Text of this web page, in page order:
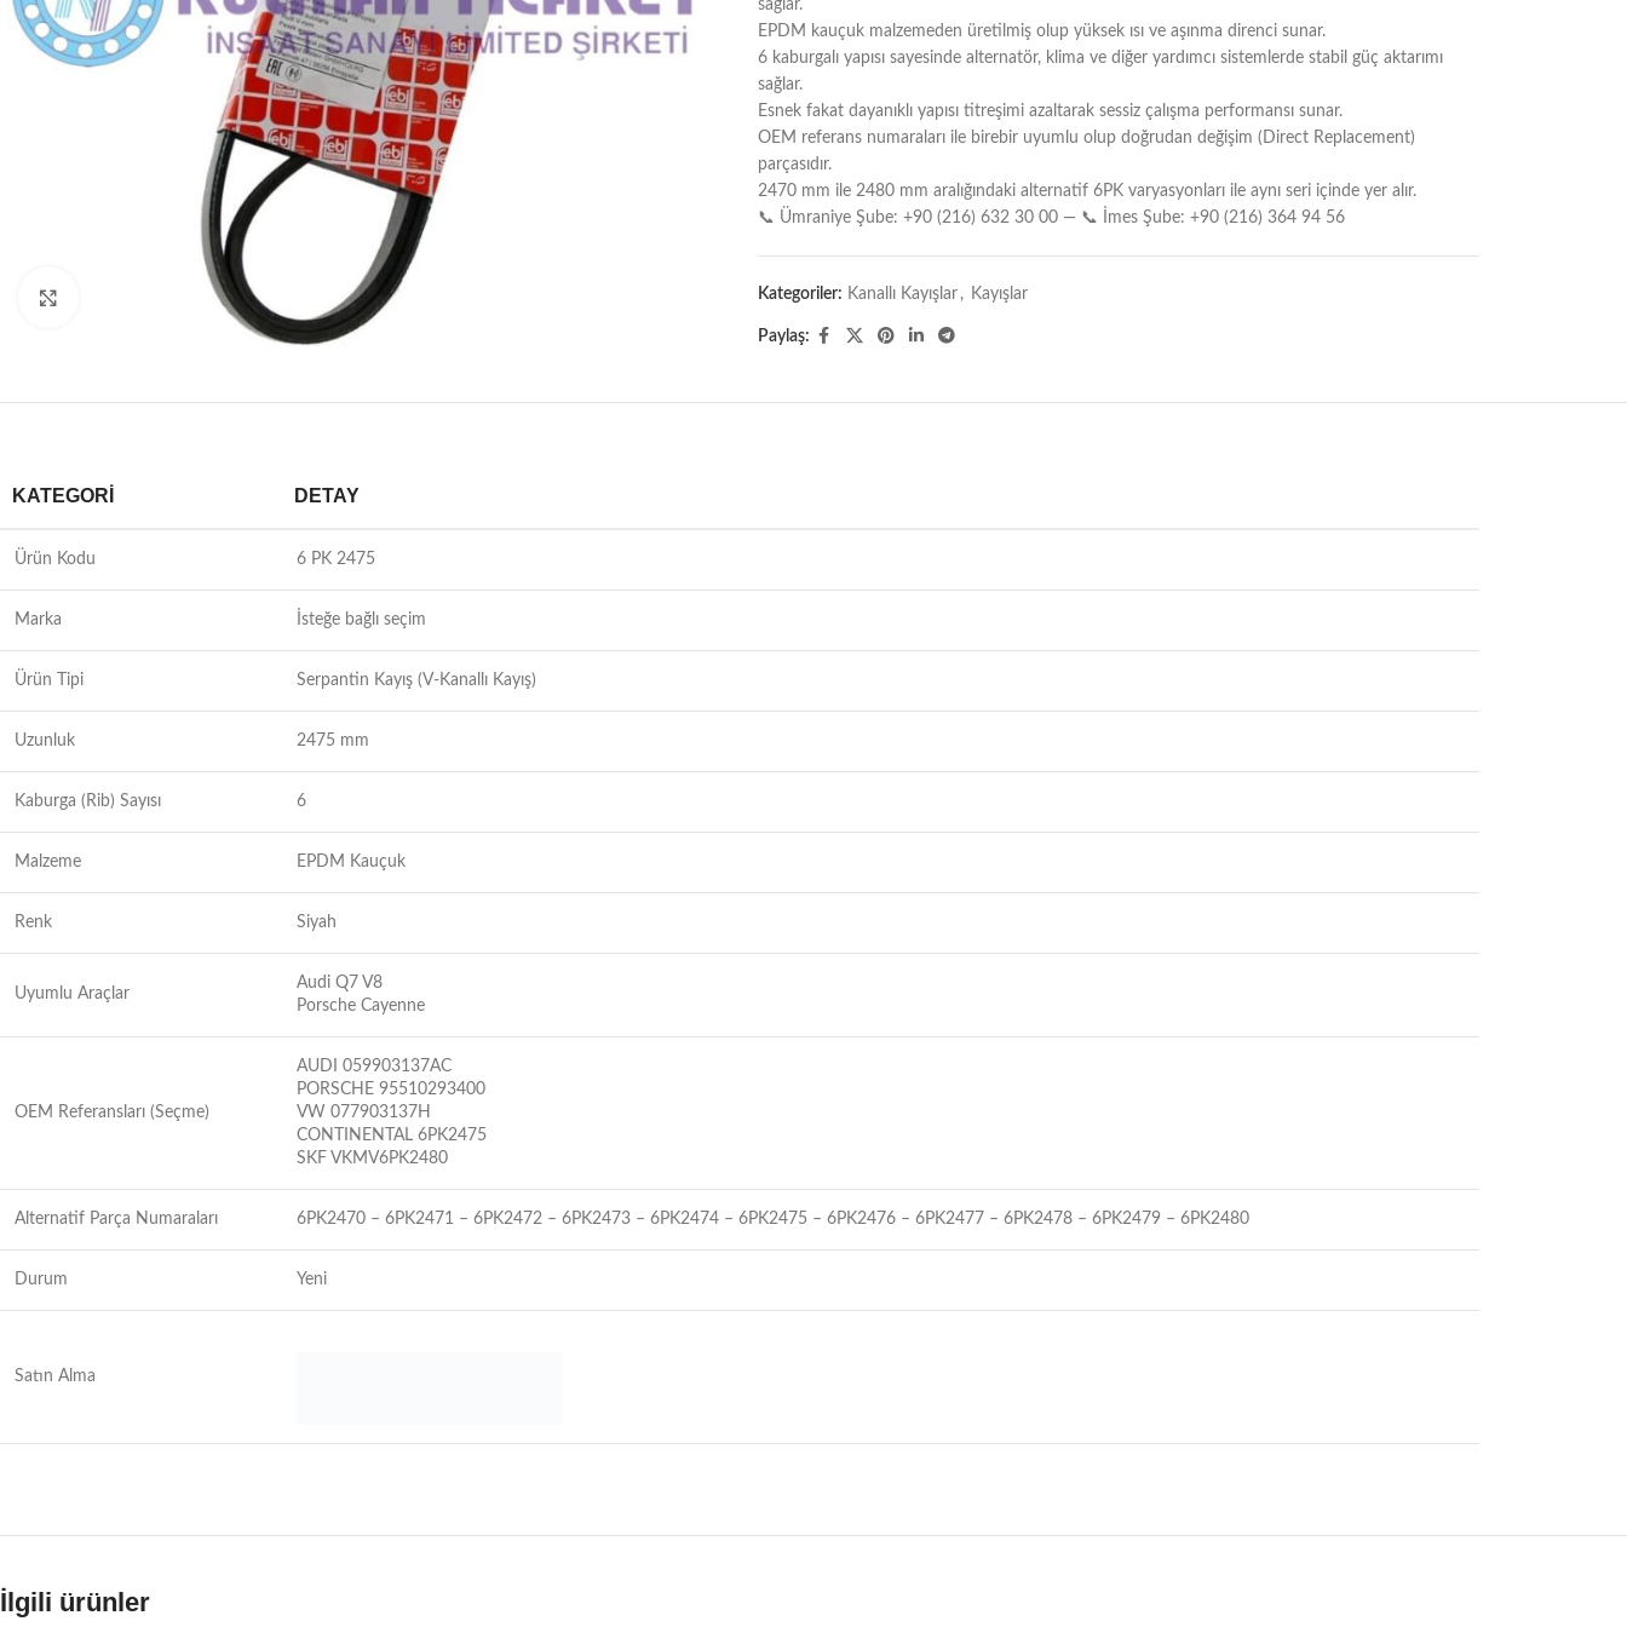
Büyütmek için tıklayın
sağlar.
EPDM kauçuk malzemeden üretilmiş olup yüksek ısı ve aşınma direnci sunar.
6 kaburgalı yapısı sayesinde alternatör, klima ve diğer yardımcı sistemlerde stabil güç aktarımı
sağlar.
Esnek fakat dayanıklı yapısı titreşimi azaltarak sessiz çalışma performansı sunar.
OEM referans numaraları ile birebir uyumlu olup doğrudan değişim (Direct Replacement)
parçasıdır.
2470 mm ile 2480 mm aralığındaki alternatif 6PK varyasyonları ile aynı seri içinde yer alır.
📞 Ümraniye Şube: +90 (216) 632 30 00 — 📞 İmes Şube: +90 (216) 364 94 56
Kategoriler: Kanallı Kayışlar , Kayışlar
Paylaş:
KATEGORI DETAY
Ürün Kodu 6 PK 2475
Marka İsteğe bağlı seçim
Ürün Tipi Serpantin Kayış (V-Kanallı Kayış)
Uzunluk 2475 mm
Kaburga (Rib) Sayısı 6
Malzeme EPDM Kauçuk
Renk Siyah
Uyumlu Araçlar
Audi Q7 V8
Porsche Cayenne
OEM Referansları (Seçme)
AUDI 059903137AC
PORSCHE 95510293400
VW 077903137H
CONTINENTAL 6PK2475
SKF VKMV6PK2480
Alternatif Parça Numaraları 6PK2470 – 6PK2471 – 6PK2472 – 6PK2473 – 6PK2474 – 6PK2475 – 6PK2476 – 6PK2477 – 6PK2478 – 6PK2479 – 6PK2480
Durum Yeni
Satın Alma
İlgili ürünler